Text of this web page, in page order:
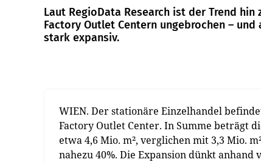
Laut RegioData Research ist der Trend hin
Factory Outlet Centern ungebrochen – und
stark expansiv.
WIEN. Der stationäre Einzelhandel
Factory Outlet Center. In Summe beträgt
etwa 4,6 Mio. m², verglichen mit 3,3 Mio.
nahezu 40%. Die Expansion dünkt